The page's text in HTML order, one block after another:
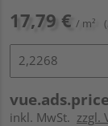
17,79 € / m²
inkl. MwSt. zzgl.